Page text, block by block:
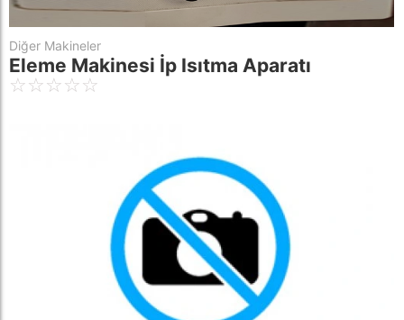
Diğer Makineler
Eleme Makinesi İp Isıtma Aparatı
☆☆☆☆☆